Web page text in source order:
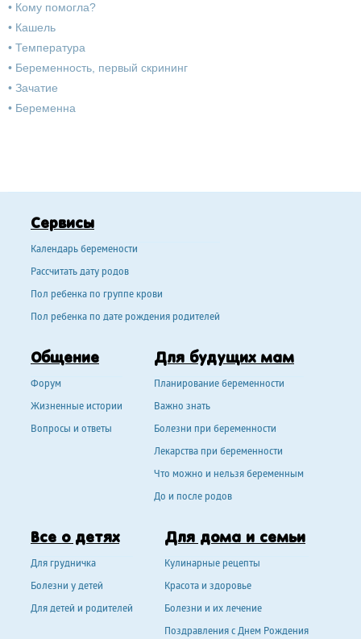
• Кому помогла?
• Кашель
• Температура
• Беременность, первый скрининг
• Зачатие
• Беременна
Сервисы
Календарь беремености
Рассчитать дату родов
Пол ребенка по группе крови
Пол ребенка по дате рождения родителей
Общение
Форум
Жизненные истории
Вопросы и ответы
Для будущих мам
Планирование беременности
Важно знать
Болезни при беременности
Лекарства при беременности
Что можно и нельзя беременным
До и после родов
Все о детях
Для грудничка
Болезни у детей
Для детей и родителей
Для дома и семьи
Кулинарные рецепты
Красота и здоровье
Болезни и их лечение
Поздравления с Днем Рождения